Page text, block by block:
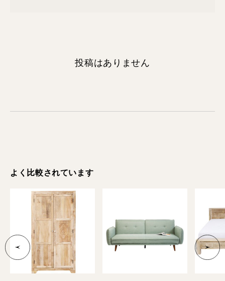
投稿はありません
よく比較されています